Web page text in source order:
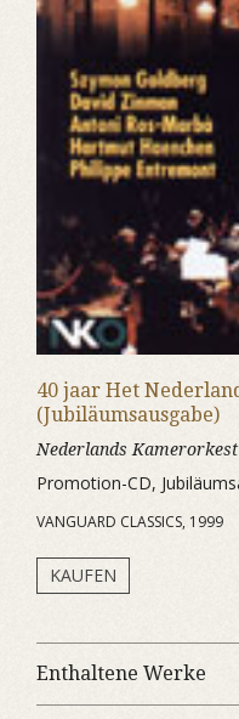
40 jaar Het
(Jubiläumsausgabe)
Nederlands Kamerorkest
Promotion-CD,
VANGUARD CLASSICS, 1999
KAUFEN
Enthaltene Werke